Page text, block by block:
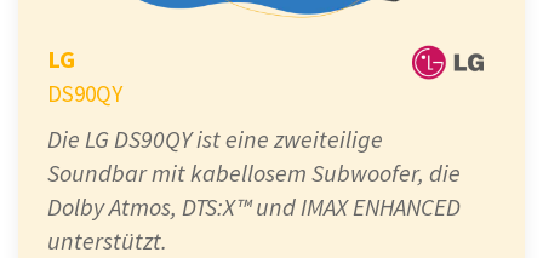
LG
DS90QY
Die LG DS90QY ist eine zweiteilige
Soundbar mit kabellosem Subwoofer, die
Dolby Atmos, DTS:X™ und IMAX ENHANCED
unterstützt.